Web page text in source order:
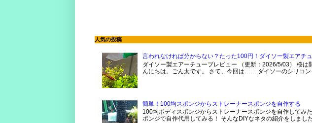
人気の投稿
言われなければ分からない？たった100円！ダイソー製エアチ
ダイソー製エアーチューブレビュー （更新：2026/5/03） 桜
んにちは。ごん太です。 さて、今回は…… ダイソーのシリコン
簡単！100均スポンジからストレーナースポンジを自作する
100均ボディスポンジからストレーナースポンジを自作してみ
ポンジで自作代用してみる！ そんなDIYなネタの紹介をしまし